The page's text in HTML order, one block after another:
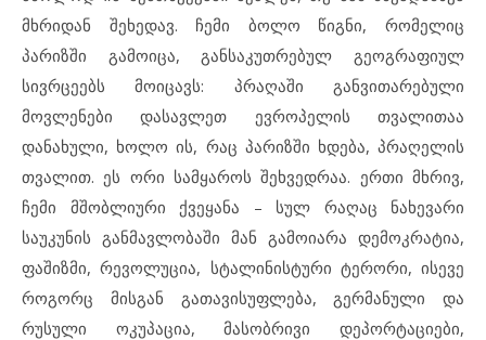
მხრიდან შეხედავ. ჩემი ბოლო წიგნი, რომელიც
პარიზში გამოიცა, განსაკუთრებულ გეოგრაფიულ
სივრცეებს მოიცავს: პრაღაში განვითარებული
მოვლენები დასავლეთ ევროპელის თვალითაა
დანახული, ხოლო ის, რაც პარიზში ხდება, პრაღელის
თვალით. ეს ორი სამყაროს შეხვედრაა. ერთი მხრივ,
ჩემი მშობლიური ქვეყანა – სულ რაღაც ნახევარი
საუკუნის განმავლობაში მან გამოიარა დემოკრატია,
ფაშიზმი, რევოლუცია, სტალინისტური ტერორი, ისევე
როგორც მისგან გათავისუფლება, გერმანული და
რუსული ოკუპაცია, მასობრივი დეპორტაციები,